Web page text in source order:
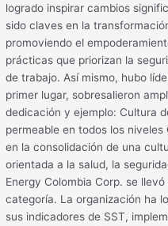
logrado inspirar cambios
sido claves en la
promoviendo el
prácticas que priorizan la
de trabajo. Así mismo, hubo
primer lugar, sobresalieron
dedicación y ejemplo: Cultura
permeable en todos los
en la consolidación de una
orientada a la salud, la
Energy Colombia Corp. se
categoría. La organización ha
sus indicadores de SST,